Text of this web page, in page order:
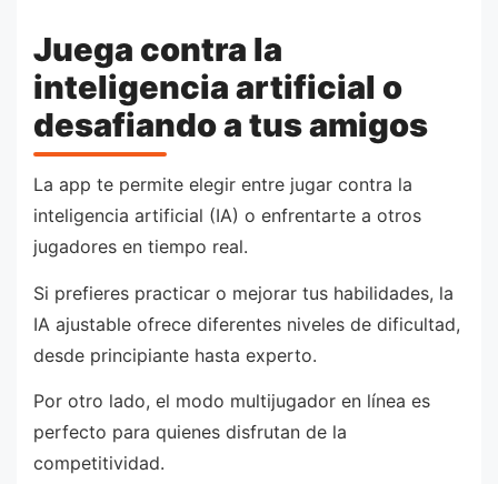
Juega contra la
inteligencia artificial o
desafiando a tus amigos
La app te permite elegir entre jugar contra la
inteligencia artificial (IA) o enfrentarte a otros
jugadores en tiempo real.
Si prefieres practicar o mejorar tus habilidades, la
IA ajustable ofrece diferentes niveles de dificultad,
desde principiante hasta experto.
Por otro lado, el modo multijugador en línea es
perfecto para quienes disfrutan de la
competitividad.